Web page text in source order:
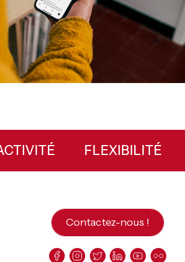
FLEXIBILITÉ
Contactez-nous !